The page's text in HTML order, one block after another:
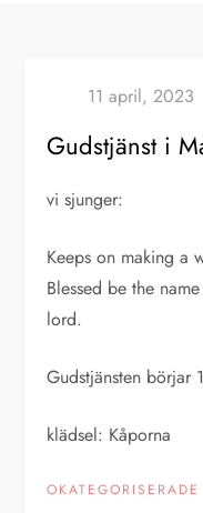
Gudstjänst i
vi sjunger:
Keeps on making a
Blessed be the
lord.
Gudstjänsten
klädsel: Kåporna
OKATEGORISERADE